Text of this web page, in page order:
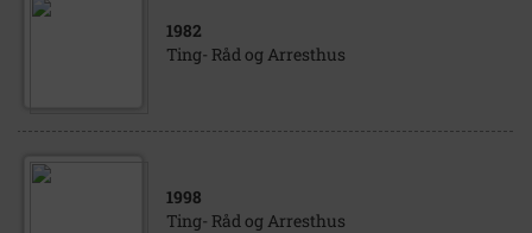
1982
Ting- Råd og Arresthus
1998
Ting- Råd og Arresthus